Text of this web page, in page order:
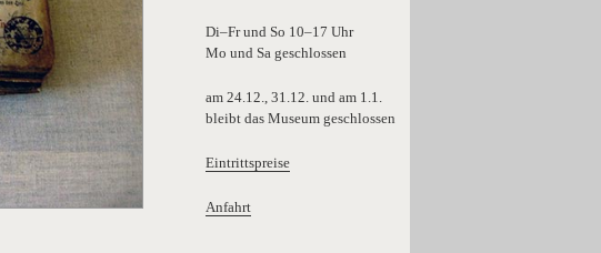
Di–Fr und So 10–17 Uhr
Mo und Sa geschlossen
am 24.12., 31.12. und am 1.1.
bleibt das Museum geschlossen
Eintrittspreise
Anfahrt